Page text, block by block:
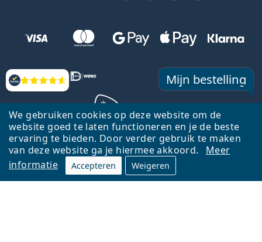
We gebruiken cookies op deze website om de
website goed te laten functioneren en je de beste
ervaring te bieden. Door verder gebruik te maken
van deze website ga je hiermee akkoord.
Meer
informatie
Accepteren Weigeren
Beoordelingen Mijn bestelling
Terug naar de homepagina
Ga omhoog
Lentiamo.nl is eigendom van en wordt beheerd door Lentiamo s.r.o.,
Tsjechië
Hier al 18 jaar voor jou.